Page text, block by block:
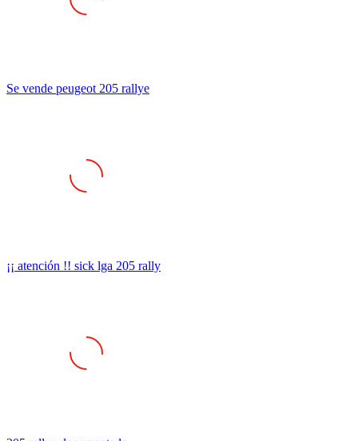
Se vende peugeot 205 rallye
¡¡ atención !! sick lga 205 rally